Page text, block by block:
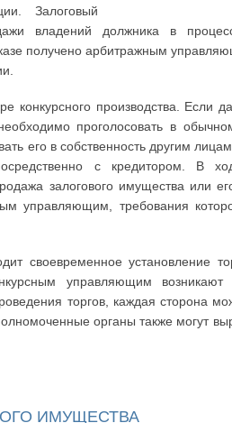
Залоговый
владений должника в
получено арбитражным
конкурсного производства. Если
проголосовать в
его в собственность другим
с кредитором. В
залогового имущества или
управляющим, требования
своевременное установление
управляющим возникают
торгов, каждая сторона
органы также могут
ИМУЩЕСТВА